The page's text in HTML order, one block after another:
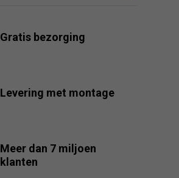
Gratis bezorging
Levering met montage
Meer dan 7 miljoen
klanten